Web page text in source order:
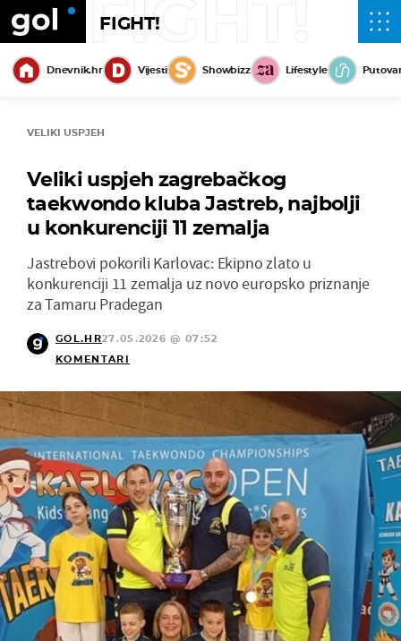
FIGHT!
FIGHT!
Dnevnik.hr Vijesti Showbizz Lifestyle
VELIKI USPJEH
Veliki uspjeh zagrebačkog
taekwondo kluba Jastreb, najbolji
u konkurenciji 11 zemalja
Jastrebovi pokorili Karlovac: Ekipno zlato u
konkurenciji 11 zemalja uz novo europsko priznanje
za Tamaru Pradegan
GOL.HR27.05.2026 @ 07:52
KOMENTARI